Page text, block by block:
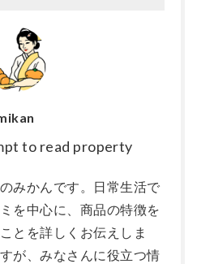
to read property
みかんです。日常生活で
を中心に、商品の特徴を
とを詳しくお伝えしま
が、みなさんに役立つ情